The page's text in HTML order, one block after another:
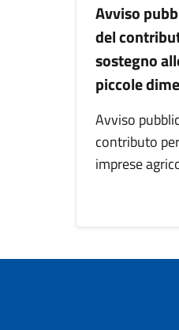
Avviso
del
sostegno
piccole
Avviso
contributo
imprese